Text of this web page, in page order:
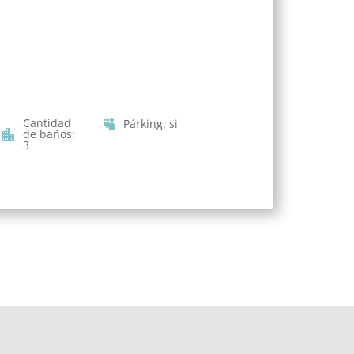
Cantidad
de baños:
3
Párking:si